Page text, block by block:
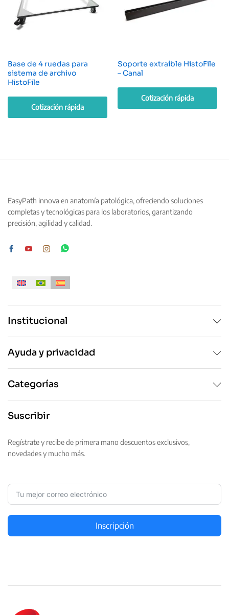
Base de 4 ruedas para
sistema de archivo
HistoFile
Cotización rápida
Soporte extraíble HistoFile
– Canal
Cotización rápida
EasyPath innova en anatomía patológica, ofreciendo soluciones
completas y tecnológicas para los laboratorios, garantizando
precisión, agilidad y calidad.
Institucional
Ayuda y privacidad
Categorías
Suscribir
Regístrate y recibe de primera mano descuentos exclusivos,
novedades y mucho más.
Inscripción